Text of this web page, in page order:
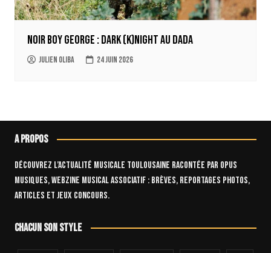
Noir Boy George : Dark (k)Night au Dada
Julien Oliba 24 juin 2026
A propos
Découvrez l’actualité musicale toulousaine racontée par OPUS
Musiques, webzine musical associatif : brèves, reportages photos,
articles et jeux concours.
Chacun son style